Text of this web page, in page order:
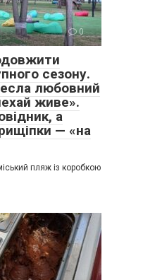
0
сезону.
любовний
живе».
а
— «на
пляж із коробкою